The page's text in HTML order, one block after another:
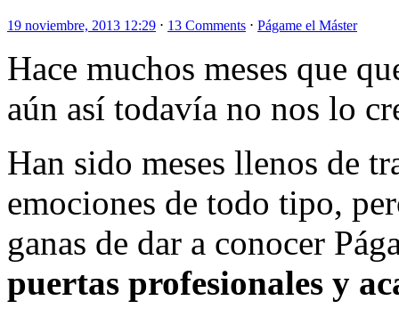
19 noviembre, 2013 12:29 ⋅ 13 Comments ⋅ Págame el Máster
Hace muchos meses que
aún así todavía no nos lo
Han sido meses llenos de
emociones de todo tipo,
ganas de dar a conocer
puertas profesionales y